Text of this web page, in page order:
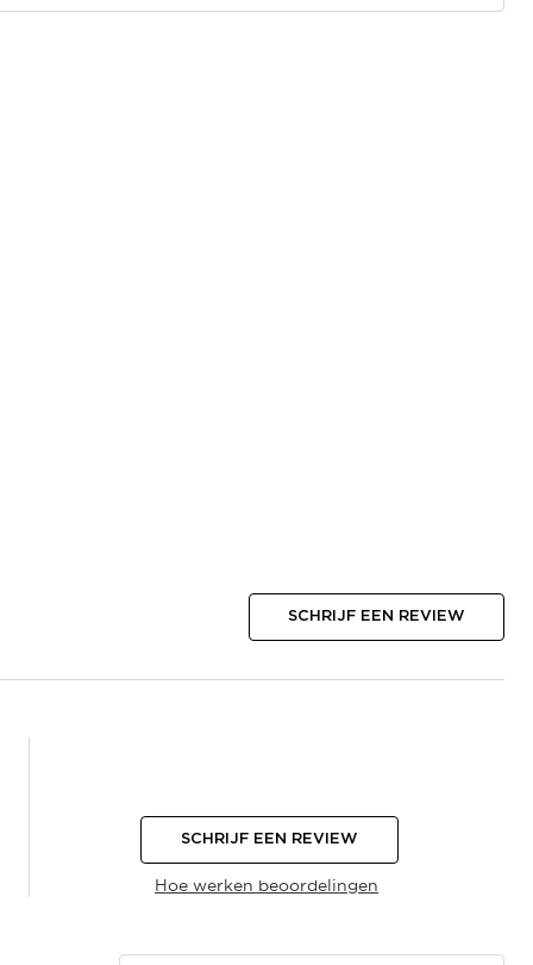
SCHRIJF EEN REVIEW
Hoe werken beoordelingen
SCHRIJF EEN REVIEW